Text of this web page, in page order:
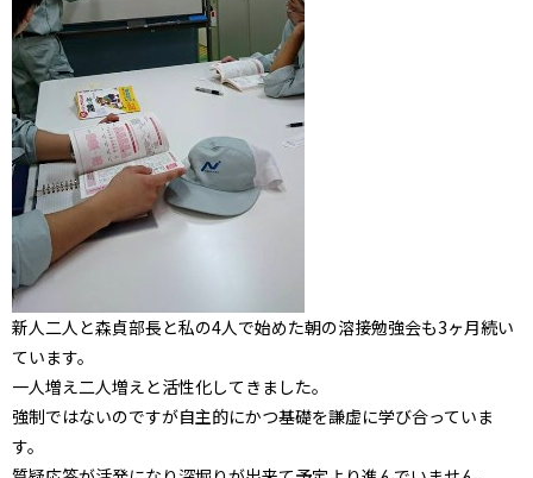
新人二人と森貞部長と私の4人で始めた朝の溶接勉強会も3ヶ月続い
ています。
一人増え二人増えと活性化してきました。
強制ではないのですが自主的にかつ基礎を謙虚に学び合っていま
す。